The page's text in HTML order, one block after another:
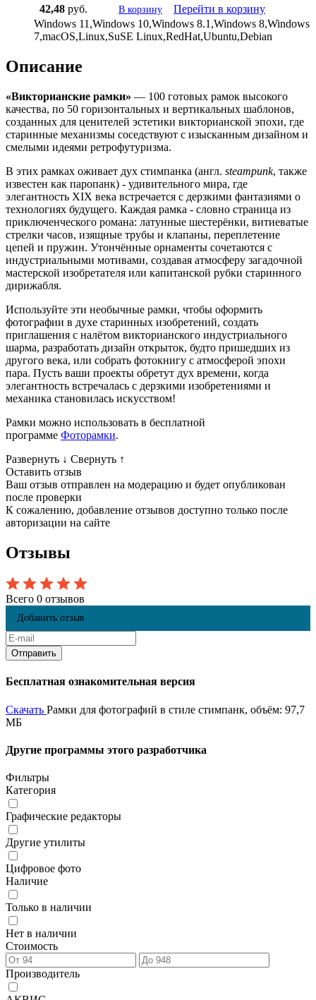
42,48 руб. В корзину
Перейти в корзину
Windows 11,Windows 10,Windows 8.1,Windows 8,Windows
7,macOS,Linux,SuSE Linux,RedHat,Ubuntu,Debian
Описание
«Викторианские рамки» — 100 готовых рамок высокого
качества, по 50 горизонтальных и вертикальных шаблонов,
созданных для ценителей эстетики викторианской эпохи, где
старинные механизмы соседствуют с изысканным дизайном и
смелыми идеями ретрофутуризма.
В этих рамках оживает дух стимпанка (англ. steampunk, также
известен как паропанк) - удивительного мира, где
элегантность XIX века встречается с дерзкими фантазиями о
технологиях будущего. Каждая рамка - словно страница из
приключенческого романа: латунные шестерёнки, витиеватые
стрелки часов, изящные трубы и клапаны, переплетение
цепей и пружин. Утончённые орнаменты сочетаются с
индустриальными мотивами, создавая атмосферу загадочной
мастерской изобретателя или капитанской рубки старинного
дирижабля.
Используйте эти необычные рамки, чтобы оформить
фотографии в духе старинных изобретений, создать
приглашения с налётом викторианского индустриального
шарма, разработать дизайн открыток, будто пришедших из
другого века, или собрать фотокнигу с атмосферой эпохи
пара. Пусть ваши проекты обретут дух времени, когда
элегантность встречалась с дерзкими изобретениями и
механика становилась искусством!
Рамки можно использовать в бесплатной
программе Фоторамки.
Развернуть ↓ Свернуть ↑
Оставить отзыв
Ваш отзыв отправлен на модерацию и будет опубликован
после проверки
К сожалению, добавление отзывов доступно только после
авторизации на сайте
Отзывы
Всего 0 отзывов
Добавить отзыв
Бесплатная ознакомительная версия
Скачать Рамки для фотографий в стиле стимпанк, объём: 97,7
МБ
Другие программы этого разработчика
Фильтры
Категория
Графические редакторы
Другие утилиты
Цифровое фото
Наличие
Только в наличии
Нет в наличии
Стоимость
Производитель